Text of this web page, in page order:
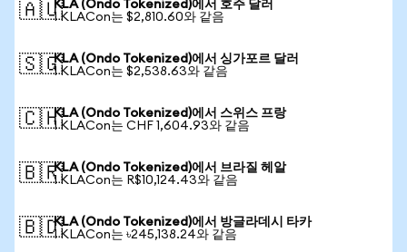
🇦🇺KLA (Ondo Tokenized)에서 호주 달러
1 KLACon는 $2,810.60와 같음
🇸🇬KLA (Ondo Tokenized)에서 싱가포르 달러
1 KLACon는 $2,538.63와 같음
🇨🇭KLA (Ondo Tokenized)에서 스위스 프랑
1 KLACon는 CHF 1,604.93와 같음
🇧🇷KLA (Ondo Tokenized)에서 브라질 헤알
1 KLACon는 R$10,124.43와 같음
🇧🇩KLA (Ondo Tokenized)에서 방글라데시 타카
1 KLACon는 ৳245,138.24와 같음